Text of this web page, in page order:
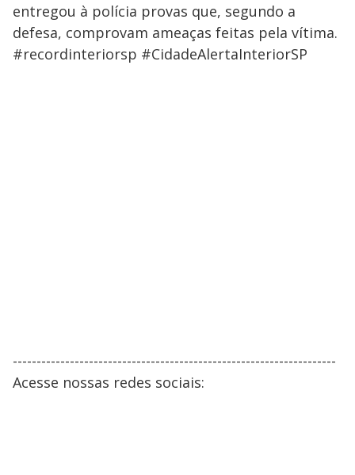
entregou à polícia provas que, segundo a
defesa, comprovam ameaças feitas pela vítima.
#recordinteriorsp #CidadeAlertaInteriorSP
--------------------------------------------------------------------
Acesse nossas redes sociais: